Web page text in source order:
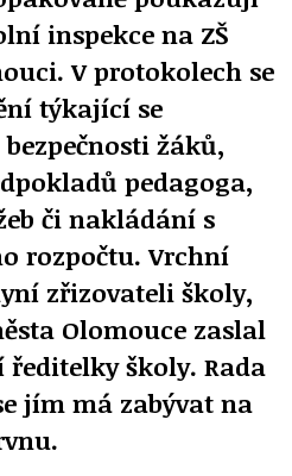
inspekce na ZŠ
V protokolech se
týkající se
žáků,
pedagoga,
či nakládání s
rozpočtu. Vrchní
zřizovateli školy,
Olomouce zaslal
školy. Rada
jím má zabývat na